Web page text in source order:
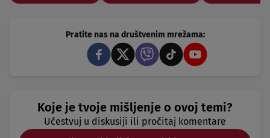
Pratite nas na društvenim mrežama:
Koje je tvoje mišljenje o ovoj temi?
Učestvuj u diskusiji ili pročitaj komentare